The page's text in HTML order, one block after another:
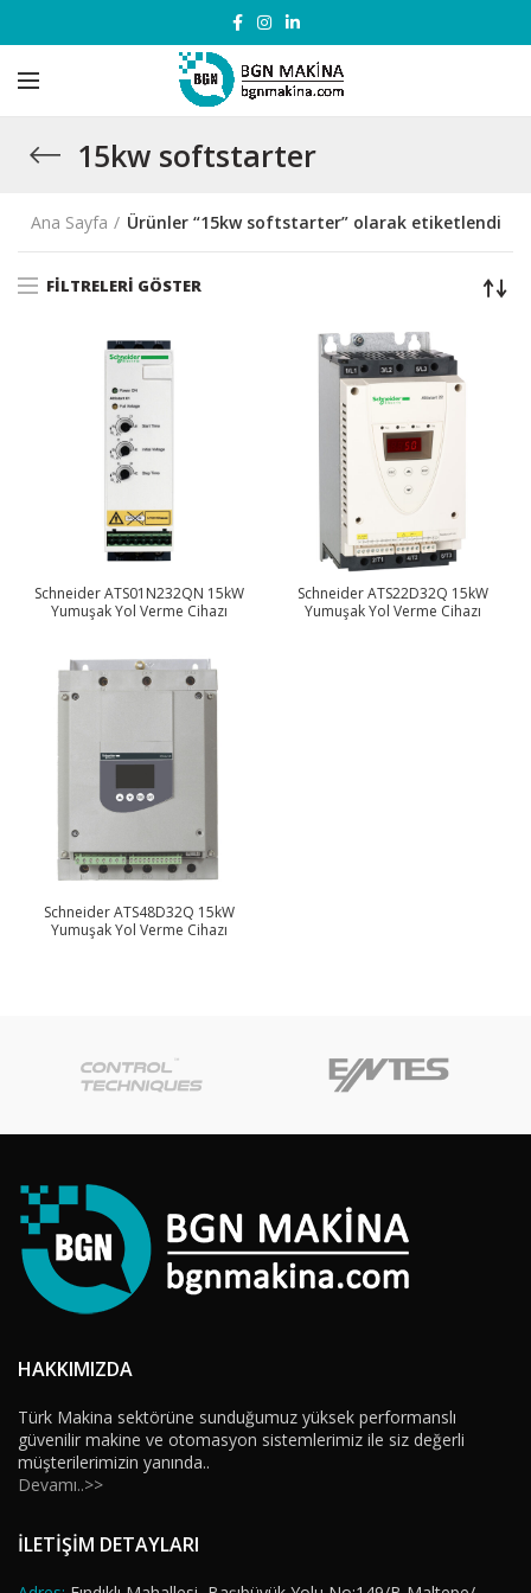
15kw softstarter
Ana Sayfa Ürünler “15kw softstarter” olarak etiketlendi
FILTRELERI GÖSTER
Schneider ATS01N232QN 15kW
Yumuşak Yol Verme Cihazı
Schneider ATS22D32Q 15kW
Yumuşak Yol Verme Cihazı
Schneider ATS48D32Q 15kW
Yumuşak Yol Verme Cihazı
HAKKIMIZDA
Türk Makina sektörüne sunduğumuz yüksek performanslı
güvenilir makine ve otomasyon sistemlerimiz ile siz değerli
müşterilerimizin yanında..
Devamı..>>
İLETİŞİM DETAYLARI